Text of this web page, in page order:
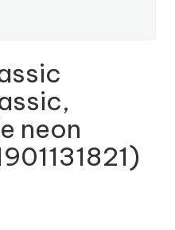
neon